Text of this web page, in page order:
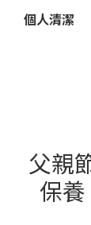
個人清潔
父親
保